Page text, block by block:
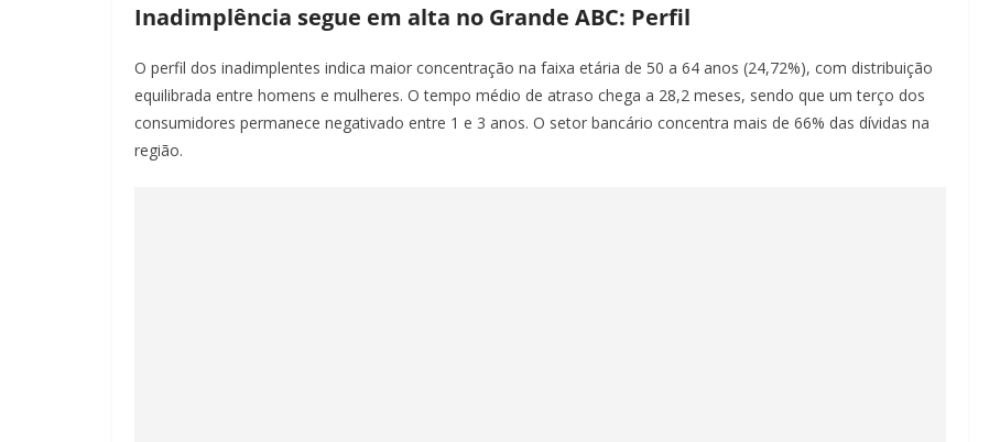
Inadimplência segue em alta no Grande ABC: Perfil
O perfil dos inadimplentes indica maior concentração na faixa etária de 50 a 64 anos (24,72%), com distribuição
equilibrada entre homens e mulheres. O tempo médio de atraso chega a 28,2 meses, sendo que um terço dos
consumidores permanece negativado entre 1 e 3 anos. O setor bancário concentra mais de 66% das dívidas na
região.